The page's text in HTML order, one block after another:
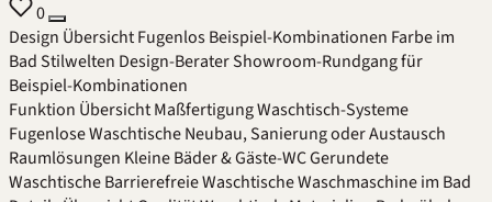
0
Design ÜbersichtFugenlosBeispiel-Kombinationen Farbe im
BadStilwelten Design-BeraterShowroom-Rundgang für
Beispiel-Kombinationen
Funktion ÜbersichtMaßfertigungWaschtisch-Systeme
Fugenlose WaschtischeNeubau, Sanierung oder Austausch
Raumlösungen Kleine Bäder & Gäste-WCGerundete
WaschtischeBarrierefreie WaschtischeWaschmaschine im Bad